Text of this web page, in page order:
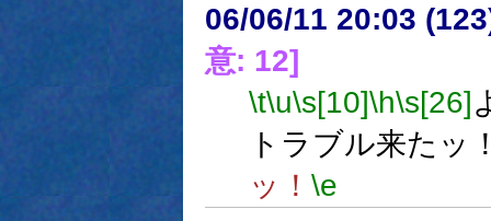
06/06/11 20:03
意: 12]
\t\u\s[10]\h\s[26]
トラブル来たッ
ッ！ \e